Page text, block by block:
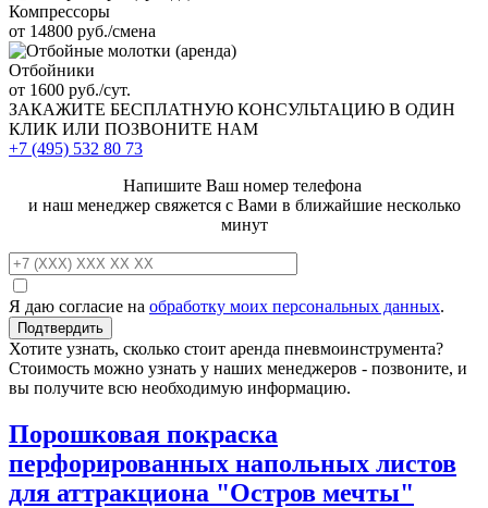
Компрессоры
от 14800 руб./смена
Отбойники
от 1600 руб./сут.
ЗАКАЖИТЕ БЕСПЛАТНУЮ КОНСУЛЬТАЦИЮ В ОДИН
КЛИК ИЛИ ПОЗВОНИТЕ НАМ
+7 (495) 532 80 73
Напишите Ваш номер телефона
и наш менеджер свяжется с Вами в ближайшие несколько
минут
Я даю согласие на обработку моих персональных данных.
Хотите узнать, сколько стоит аренда пневмоинструмента?
Стоимость можно узнать у наших менеджеров - позвоните, и
вы получите всю необходимую информацию.
Порошковая покраска
перфорированных напольных листов
для аттракциона "Остров мечты"